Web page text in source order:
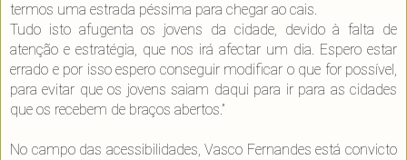
termos uma estrada péssima para chegar ao cais.
Tudo isto afugenta os jovens da cidade, devido à falta de
atenção e estratégia, que nos irá afectar um dia. Espero estar
errado e por isso espero conseguir modificar o que for possível,
para evitar que os jovens saiam daqui para ir para as cidades
que os recebem de braços abertos.”
No campo das acessibilidades, Vasco Fernandes está convicto